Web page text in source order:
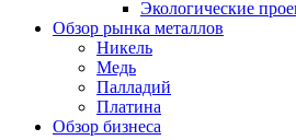
Экологические
Обзор рынка металлов
Никель
Медь
Палладий
Платина
Обзор бизнеса